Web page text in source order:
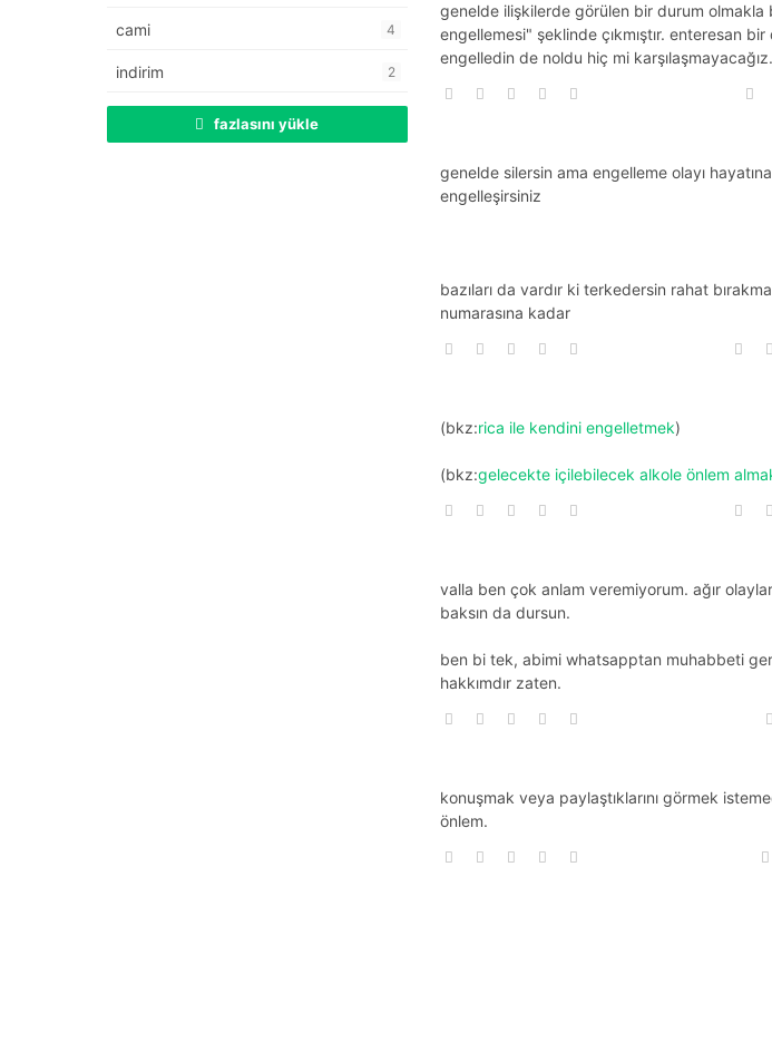
cami 4
indirim 2
fazlasını yükle
genelde ilişkilerde görülen bir durum
engellemesi" şeklinde çıkmıştır. enteresan
engelledin de noldu hiç mi karşılaşmayacağız.
genelde silersin ama engelleme olayı hayatına
engelleşirsiniz
bazıları da vardır ki terkedersin rahat
numarasına kadar
(bkz:rica ile kendini engelletmek)
(bkz:gelecekte içilebilecek alkole önlem
valla ben çok anlam veremiyorum. ağır
baksın da dursun.
ben bi tek, abimi whatsapptan muhabbeti
hakkımdır zaten.
konuşmak veya paylaştıklarını görmek
önlem.